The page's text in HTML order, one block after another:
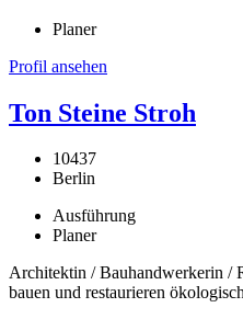
Planer
Profil ansehen
Ton Steine Stroh
10437
Berlin
Ausführung
Planer
Architektin / Bauhandwerkerin /
bauen und restaurieren